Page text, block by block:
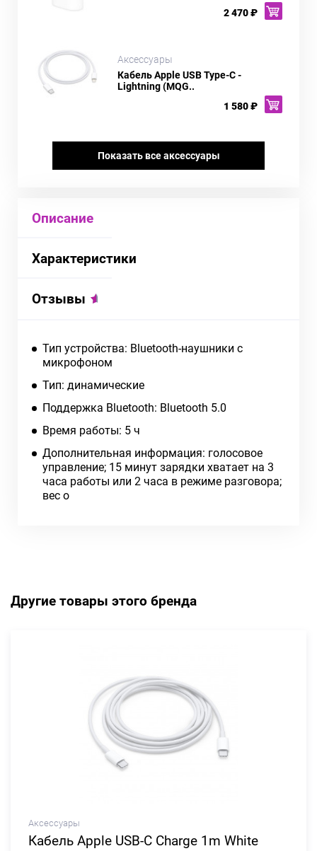
2 470 ₽
Аксессуары
Кабель Apple USB Type-C -
Lightning (MQG..
1 580 ₽
Показать все аксессуары
Описание
Характеристики
Отзывы
Тип устройства: Bluetooth-наушники с
микрофоном
Тип: динамические
Поддержка Bluetooth: Bluetooth 5.0
Время работы: 5 ч
Дополнительная информация: голосовое
управление; 15 минут зарядки хватает на 3
часа работы или 2 часа в режиме разговора;
вес о
Другие товары этого бренда
Аксессуары
Кабель Apple USB-C Charge 1m White